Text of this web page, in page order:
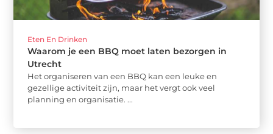
Eten En Drinken
Waarom je een BBQ moet laten bezorgen in
Utrecht
Het organiseren van een BBQ kan een leuke en
gezellige activiteit zijn, maar het vergt ook veel
planning en organisatie. ...